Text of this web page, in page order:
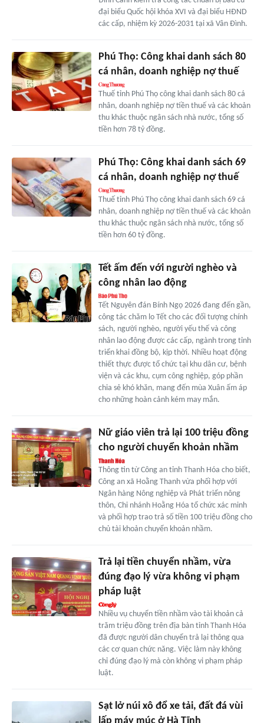
đại biểu Quốc hội khóa XVI và đại biểu HĐND
các cấp, nhiệm kỳ 2026-2031 tại xã Vân Đình.
Phú Thọ: Công khai danh sách 80
cá nhân, doanh nghiệp nợ thuế
Thuế tỉnh Phú Thọ công khai danh sách 80 cá
nhân, doanh nghiệp nợ tiền thuế và các khoản
thu khác thuộc ngân sách nhà nước, tổng số
tiền hơn 78 tỷ đồng.
Phú Thọ: Công khai danh sách 69
cá nhân, doanh nghiệp nợ thuế
Thuế tỉnh Phú Thọ công khai danh sách 69 cá
nhân, doanh nghiệp nợ tiền thuế và các khoản
thu khác thuộc ngân sách nhà nước, tổng số
tiền hơn 60 tỷ đồng.
Tết ấm đến với người nghèo và
công nhân lao động
Tết Nguyên đán Bính Ngọ 2026 đang đến gần,
công tác chăm lo Tết cho các đối tượng chính
sách, người nghèo, người yếu thế và công
nhân lao động được các cấp, ngành trong tỉnh
triển khai đồng bộ, kịp thời. Nhiều hoạt động
thiết thực được tổ chức tại khu dân cư, bệnh
viện và các khu, cụm công nghiệp, góp phần
chia sẻ khó khăn, mang đến mùa Xuân ấm áp
cho những hoàn cảnh kém may mắn.
Nữ giáo viên trả lại 100 triệu đồng
cho người chuyển khoản nhầm
Thông tin từ Công an tỉnh Thanh Hóa cho biết,
Công an xã Hoằng Thanh vừa phối hợp với
Ngân hàng Nông nghiệp và Phát triển nông
thôn, Chi nhánh Hoằng Hóa tổ chức xác minh
và phối hợp trao trả số tiền 100 triệu đồng cho
chủ tài khoản chuyển khoản nhầm.
Trả lại tiền chuyển nhầm, vừa
đúng đạo lý vừa không vi phạm
pháp luật
Nhiều vụ chuyển tiền nhầm vào tài khoản cả
trăm triệu đồng trên địa bàn tỉnh Thanh Hóa
đã được người dân chuyển trả lại thông qua
các cơ quan chức năng. Việc làm này không
chỉ đúng đạo lý mà còn không vi phạm pháp
luật.
Sạt lở núi xô đổ xe tải, đất đá vùi
lấp máy múc ở Hà Tĩnh